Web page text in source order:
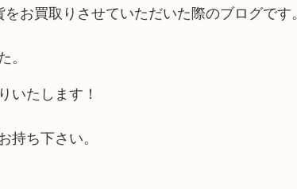
お買取りさせていただいた際のブログです。
いたします！
ち下さい。